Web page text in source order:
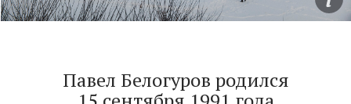
Павел Белогуров родился